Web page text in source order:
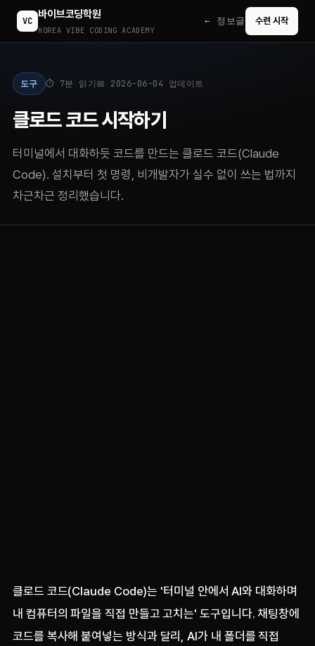
VC
바이브코딩학원
KOREA VIBE CODING ACADEMY
← 정보글 수련 시작
도구 ⏱ 7분 읽기📅 2026-06-04 업데이트
클로드 코드 시작하기
터미널에서 대화하듯 코드를 만드는 클로드 코드(Claude
Code). 설치부터 첫 명령, 비개발자가 실수 없이 쓰는 법까지
차근차근 정리했습니다.
클로드 코드(Claude Code)는 '터미널 안에서 AI와 대화하며
내 컴퓨터의 파일을 직접 만들고 고치는' 도구입니다. 채팅창에
코드를 복사해 붙여넣는 방식과 달리, AI가 내 폴더를 직접